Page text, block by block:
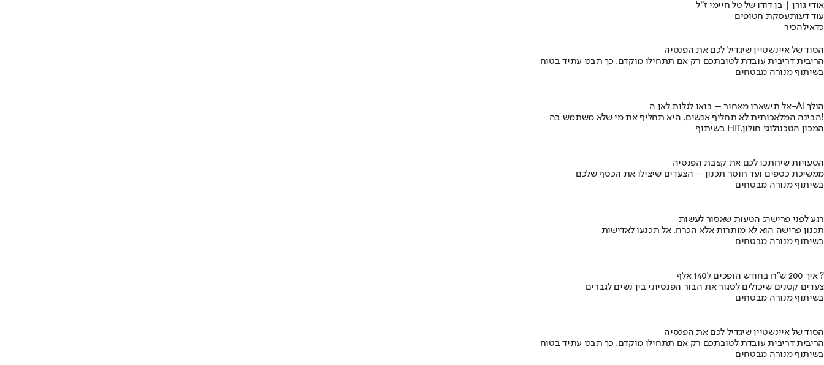
אודי גורן | בן דודו של טל חיימי ז"ל
עוד דעותעסקת חטופים
כדאילהכיר
הסוד של איינשטיין שיגדיל לכם את הפנסיה
הריבית דריבית עובדת לטובתכם רק אם תתחילו מוקדם. כך תבנו עתיד בטוח
בשיתוף מנורה מבטחים
אל תישארו מאחור – בואו לגלות לאן ה-AI הולך
הבינה המלאכותית לא תחליף אנשים, היא תחליף את מי שלא משתמש בה!
בשיתוף HIT,המכון הטכנולוגי חולון
הטעויות שיחתכו לכם את קצבת הפנסיה
ממשיכת כספים ועד חוסר תכנון – הצעדים שיצילו את הכסף שלכם
בשיתוף מנורה מבטחים
רגע לפני פרישה: הטעות שאסור לעשות
תכנון פרישה הוא לא מותרות אלא הכרח. אל תכנעו לאדישות
בשיתוף מנורה מבטחים
איך 200 ש"ח בחודש הופכים ל140 אלף ?
צעדים קטנים שיכולים לסגור את הבור הפנסיוני בין נשים לגברים
בשיתוף מנורה מבטחים
הסוד של איינשטיין שיגדיל לכם את הפנסיה
הריבית דריבית עובדת לטובתכם רק אם תתחילו מוקדם. כך תבנו עתיד בטוח
בשיתוף מנורה מבטחים